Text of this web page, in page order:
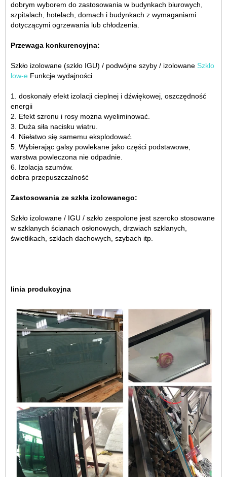
dobrym wyborem do zastosowania w budynkach biurowych,
szpitalach, hotelach, domach i budynkach z wymaganiami
dotyczącymi ogrzewania lub chłodzenia.
Przewaga konkurencyjna:
Szkło izolowane (szkło IGU) / podwójne szyby / izolowane Szkło
low-e Funkcje wydajności
1. doskonały efekt izolacji cieplnej i dźwiękowej, oszczędność
energii
2. Efekt szronu i rosy można wyeliminować.
3. Duża siła nacisku wiatru.
4. Niełatwo się samemu eksplodować.
5. Wybierając galsy powlekane jako części podstawowe,
warstwa powleczona nie odpadnie.
6. Izolacja szumów.
dobra przepuszczalność
Zastosowania ze szkła izolowanego:
Szkło izolowane / IGU / szkło zespolone jest szeroko stosowane
w szklanych ścianach osłonowych, drzwiach szklanych,
świetlikach, szkłach dachowych, szybach itp.
linia produkcyjna